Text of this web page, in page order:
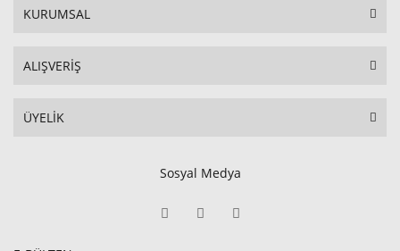
KURUMSAL
ALIŞVERİŞ
ÜYELİK
Sosyal Medya